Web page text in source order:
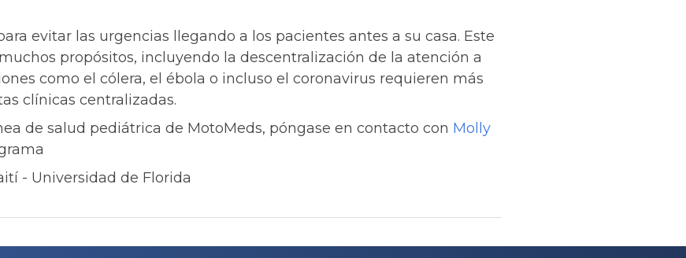
evitar las urgencias llegando a los pacientes antes a su casa. Este
propósitos, incluyendo la descentralización de la atención a
como el cólera, el ébola o incluso el coronavirus requieren más
clínicas centralizadas.
de salud pediátrica de MotoMeds, póngase en contacto con Molly